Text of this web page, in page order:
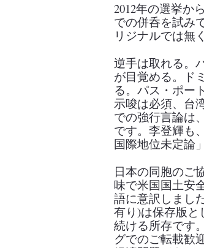
2012年の選挙か
での併呑を試み
リジナルでは無
逆手は取れる。
が目覚める。ド
る。パス・ポー
示唆は必須、台
での強行言論は
です。李登輝も
国際地位未定論
日本の同胞のご
味で米国国土安
語に意訳しまし
有り)は保存版と
続ける所存です。
グでのご転載歓